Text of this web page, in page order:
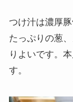
つけ汁は濃厚豚
たっぷりの葱
りよいです。
す。